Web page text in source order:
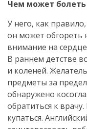
Чем может
У него, как
он может обгореть
внимание на
В раннем детстве
и коленей.
предметы за
обнаружено
обратиться к
купаться.